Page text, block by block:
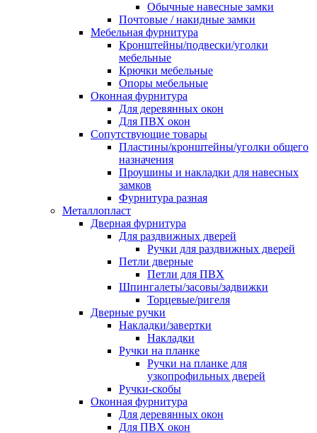
Обычные навесные замки
Почтовые / накидные замки
Мебельная фурнитура
Кронштейны/подвески/уголки
мебельные
Крючки мебельные
Опоры мебельные
Оконная фурнитура
Для деревянных окон
Для ПВХ окон
Сопутствующие товары
Пластины/кронштейны/уголки общего
назначения
Проушины и накладки для навесных
замков
Фурнитура разная
Металлопласт
Дверная фурнитура
Для раздвижных дверей
Ручки для раздвижных дверей
Петли дверные
Петли для ПВХ
Шпингалеты/засовы/задвижки
Торцевые/ригеля
Дверные ручки
Накладки/завертки
Накладки
Ручки на планке
Ручки на планке для
узкопрофильных дверей
Ручки-скобы
Оконная фурнитура
Для деревянных окон
Для ПВХ окон